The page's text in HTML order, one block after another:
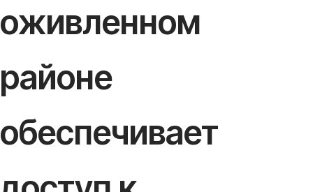
оживленном
районе
обеспечивает